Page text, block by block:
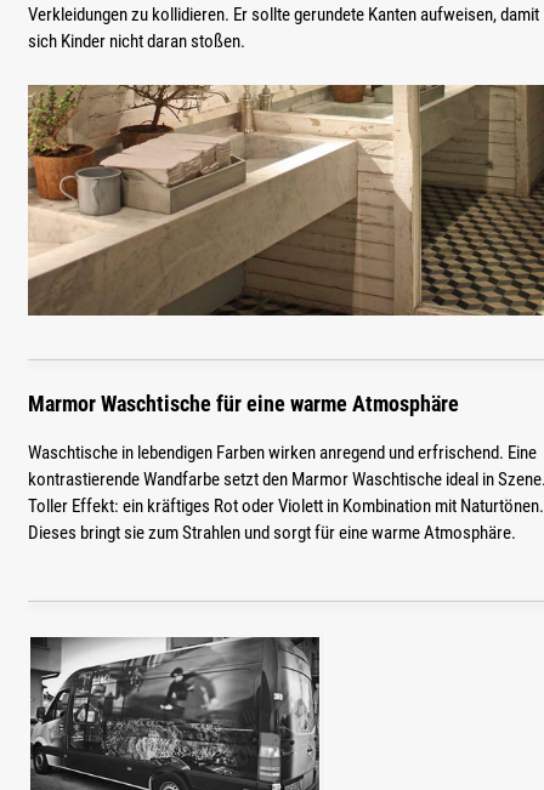
Verkleidungen zu kollidieren. Er sollte gerundete Kanten aufweisen, damit
sich Kinder nicht daran stoßen.
Marmor Waschtische für eine warme Atmosphäre
Waschtische in lebendigen Farben wirken anregend und erfrischend. Eine
kontrastierende Wandfarbe setzt den Marmor Waschtische ideal in
Toller Effekt: ein kräftiges Rot oder Violett in Kombination mit Naturtönen.
Dieses bringt sie zum Strahlen und sorgt für eine warme Atmosphäre.